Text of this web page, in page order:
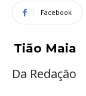
Facebook
Tião Maia
Da Redação